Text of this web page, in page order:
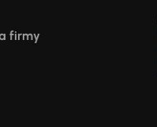
firmy